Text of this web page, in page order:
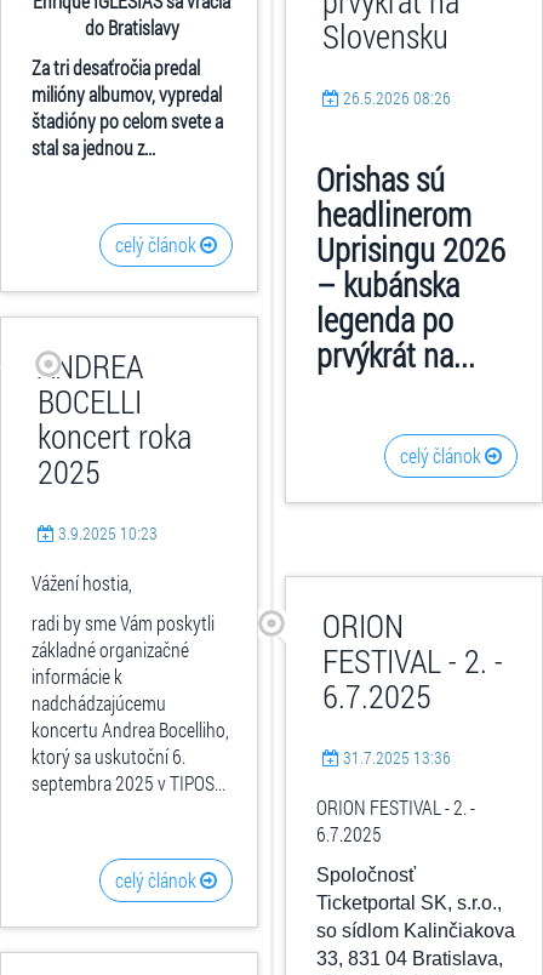
do Bratislavy
Za tri desaťročia predal
milióny albumov, vypredal
štadióny po celom svete a
stal sa jednou z...
celý článok
Slovensku
26.5.2026 08:26
Orishas sú
headlinerom
Uprisingu 2026
– kubánska
legenda po
prvýkrát na...
celý článok
ANDREA
BOCELLI
koncert roka
2025
3.9.2025 10:23
Vážení hostia,
radi by sme Vám poskytli
základné organizačné
informácie k
nadchádzajúcemu
koncertu Andrea Bocelliho,
ktorý sa uskutoční 6.
septembra 2025 v TIPOS...
celý článok
ORION
FESTIVAL - 2. -
6.7.2025
31.7.2025 13:36
ORION FESTIVAL - 2. -
6.7.2025
Spoločnosť
Ticketportal SK, s.r.o.,
so sídlom Kalinčiakova
33, 831 04 Bratislava,